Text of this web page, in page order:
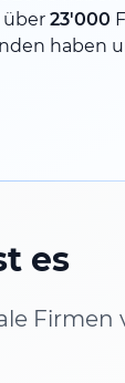
23'000
haben
es
Firmen